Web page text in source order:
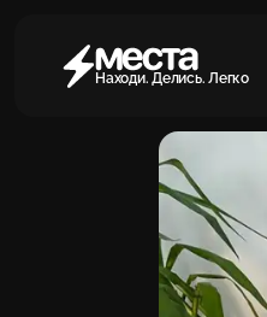
Находи. Делись. Легко